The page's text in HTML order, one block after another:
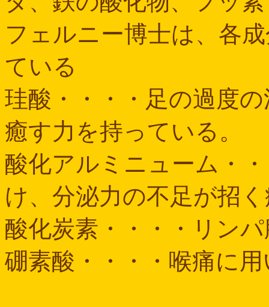
フェルニー博士は、各
ている
珪酸・・・・足の過度
癒す力を持っている。
酸化アルミニューム・
け、分泌力の不足が招
酸化炭素・・・・リン
硼素酸・・・・喉痛に